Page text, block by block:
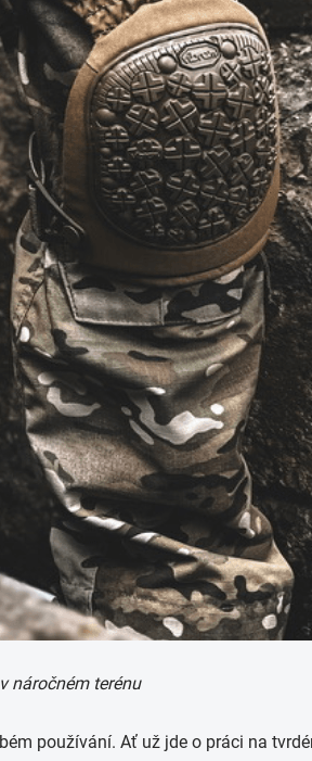
náročném terénu
používání. Ať už jde o práci na